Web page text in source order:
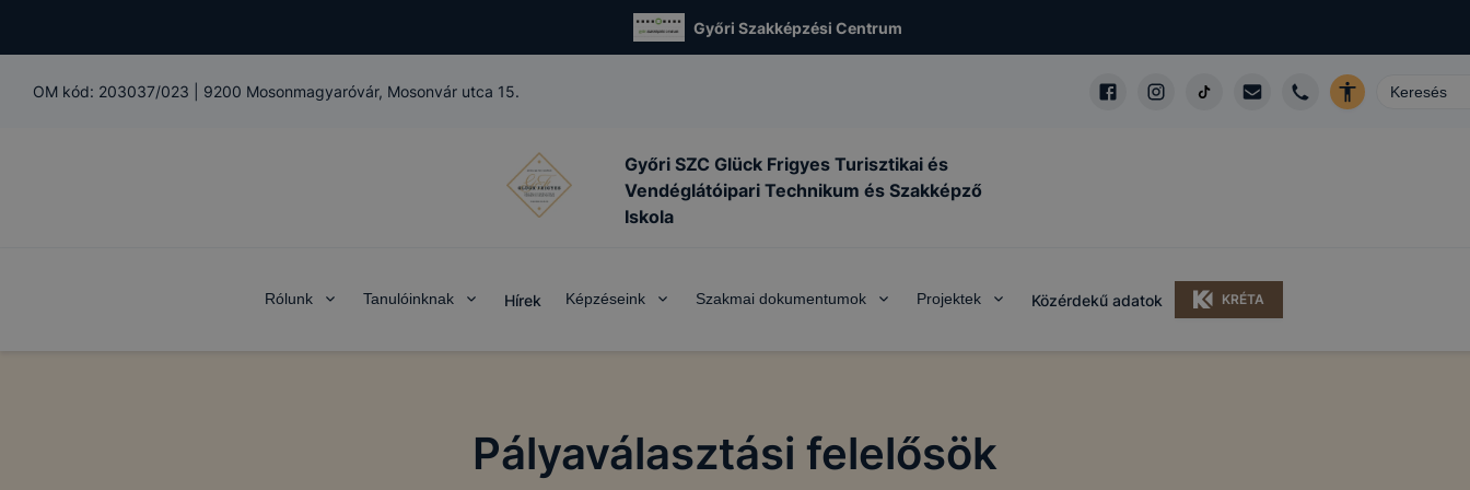
Győri Szakképzési Centrum
OM kód: 203037/023 9200 Mosonmagyaróvár, Mosonvár utca 15.
Győri SZC Glück Frigyes Turisztikai és
Vendéglátóipari Technikum és Szakképző
Iskola
Rólunk Tanulóinknak Hírek Képzéseink Szakmai dokumentumok Projektek Közérdekű adatok KRÉTA
Pályaválasztási felelősök